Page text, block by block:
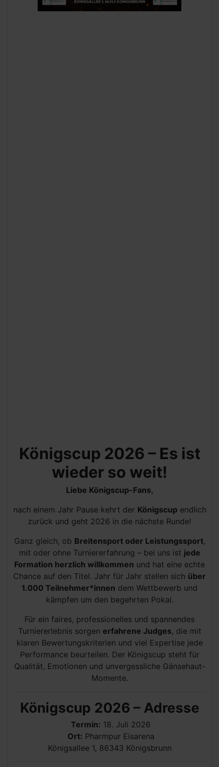
Königscup 2026 – Es ist
wieder so weit!
Liebe Königscup-Fans,
nach einem Jahr Pause kehrt der Königscup endlich
zurück und geht 2026 in die nächste Runde!
Ganz gleich, ob Breitensport oder Leistungssport,
mit oder ohne Turniererfahrung – bei uns ist jede
Formation herzlich willkommen und hat eine echte
Chance auf den Titel. Jahr für Jahr stellen sich über
1.000 Teilnehmer*innen dem Wettbewerb und
kämpfen um den begehrten Pokal.
Für ein faires, professionelles und spannendes
Turniererlebnis sorgen erfahrene Judges, die mit
klaren Bewertungskriterien und viel Expertise jede
Performance beurteilen. Der Königscup steht für
Qualität, Emotionen und unvergessliche Gänsehaut-
Momente.
Königscup 2026 – Adresse
Termin: 18. Juli 2026
Ort: Pharmpur Eisarena
Königsallee 1, 86343 Königsbrunn